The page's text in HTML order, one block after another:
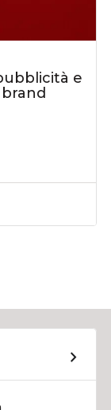
e